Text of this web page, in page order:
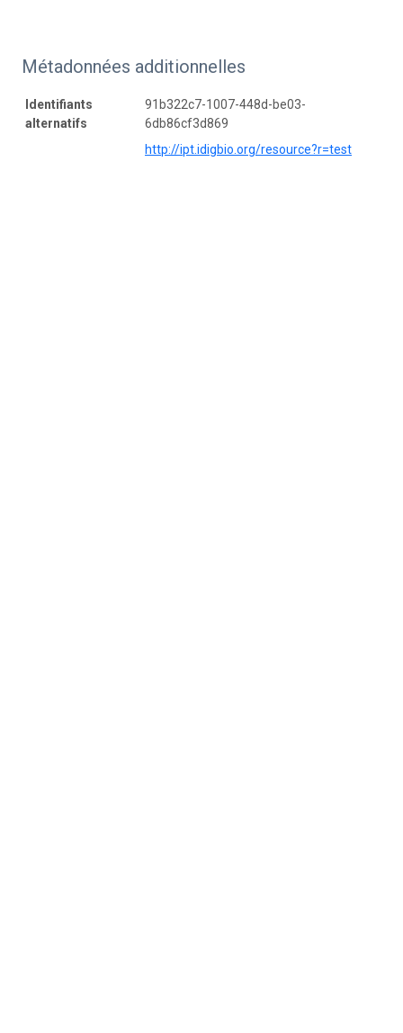
Métadonnées additionnelles
Identifiants
alternatifs
91b322c7-1007-448d-be03-
6db86cf3d869
http://ipt.idigbio.org/resource?r=test